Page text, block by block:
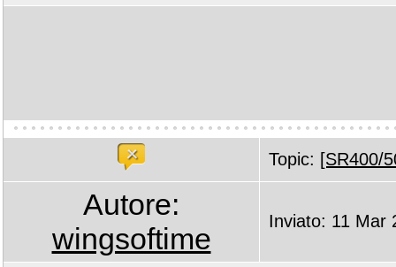
Topic: [SR400/
Autore:
wingsoftime
Inviato: 11 Mar